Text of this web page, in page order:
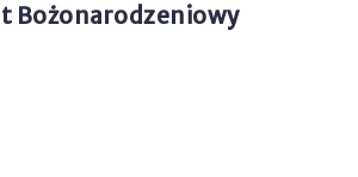
Bożonarodzeniowy